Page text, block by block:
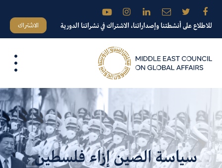
للاطلاع على أنشطتنا وإصداراتنا، الاشتراك في نشراتنا الدورية الاشتراك
سياسة الصين إزاء فلسطين